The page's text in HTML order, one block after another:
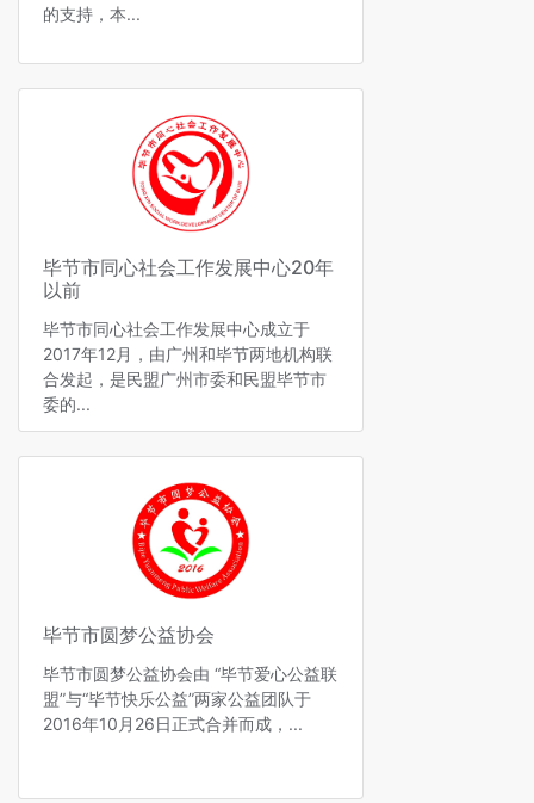
的支持，本...
毕节市同心社会工作发展中心20年
以前
毕节市同心社会工作发展中心成立于
2017年12月，由广州和毕节两地机构联
合发起，是民盟广州市委和民盟毕节市
委的...
毕节市圆梦公益协会
毕节市圆梦公益协会由 “毕节爱心公益联
盟”与“毕节快乐公益”两家公益团队于
2016年10月26日正式合并而成，...